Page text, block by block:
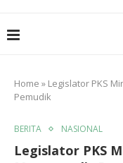
Home » Legislator PKS
Pemudik
BERITA NASIONAL
Legislator PKS